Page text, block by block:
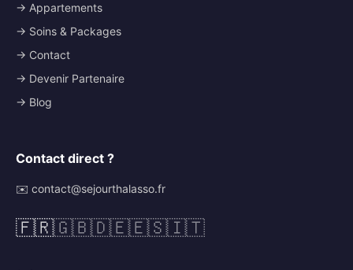
→ Appartements
→ Soins & Packages
→ Contact
→ Devenir Partenaire
→ Blog
Contact direct ?
✉️ contact@sejourthalasso.fr
🇫🇷🇬🇧🇩🇪🇪🇸🇮🇹